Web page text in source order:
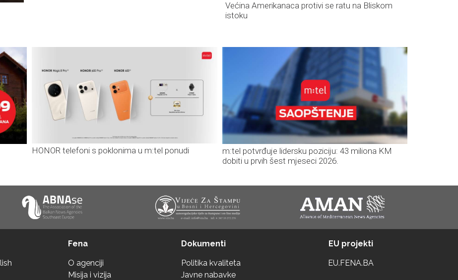
Većina Amerikanaca protivi se ratu na Bliskom
istoku
HONOR telefoni s poklonima u m:tel ponudi
m:tel potvrđuje lidersku poziciju: 43 miliona KM
dobiti u prvih šest mjeseci 2026.
Fena
O agenciji
Misija i vizija
Dokumenti
Politika kvaliteta
Javne nabavke
EU projekti
EU.FENA.BA